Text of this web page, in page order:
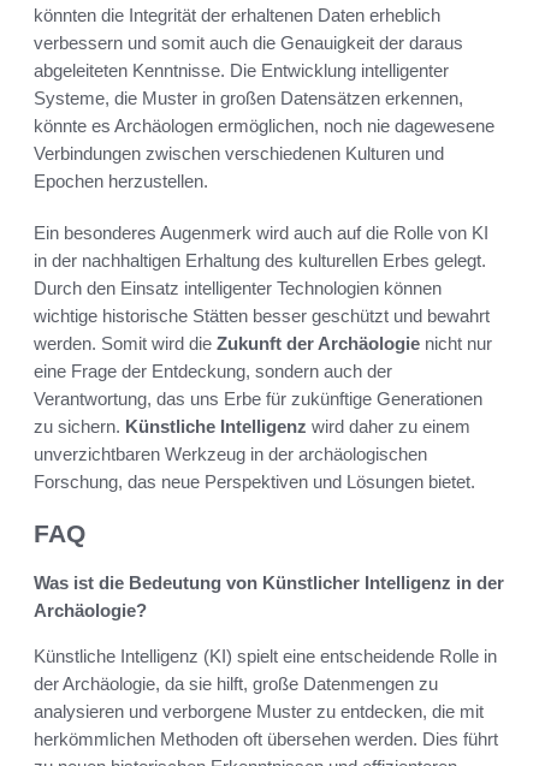
könnten die Integrität der erhaltenen Daten erheblich
verbessern und somit auch die Genauigkeit der daraus
abgeleiteten Kenntnisse. Die Entwicklung intelligenter
Systeme, die Muster in großen Datensätzen erkennen,
könnte es Archäologen ermöglichen, noch nie dagewesene
Verbindungen zwischen verschiedenen Kulturen und
Epochen herzustellen.
Ein besonderes Augenmerk wird auch auf die Rolle von KI
in der nachhaltigen Erhaltung des kulturellen Erbes gelegt.
Durch den Einsatz intelligenter Technologien können
wichtige historische Stätten besser geschützt und bewahrt
werden. Somit wird die Zukunft der Archäologie nicht nur
eine Frage der Entdeckung, sondern auch der
Verantwortung, das uns Erbe für zukünftige Generationen
zu sichern. Künstliche Intelligenz wird daher zu einem
unverzichtbaren Werkzeug in der archäologischen
Forschung, das neue Perspektiven und Lösungen bietet.
FAQ
Was ist die Bedeutung von Künstlicher Intelligenz in der
Archäologie?
Künstliche Intelligenz (KI) spielt eine entscheidende Rolle in
der Archäologie, da sie hilft, große Datenmengen zu
analysieren und verborgene Muster zu entdecken, die mit
herkömmlichen Methoden oft übersehen werden. Dies führt